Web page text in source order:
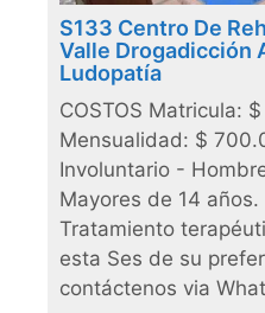
S133 Centro De
Valle Drogadicción
Ludopatía
COSTOS Matricula:
Mensualidad: $
Involuntario -
Mayores de 14 años.
Tratamiento
esta Ses de su
contáctenos via